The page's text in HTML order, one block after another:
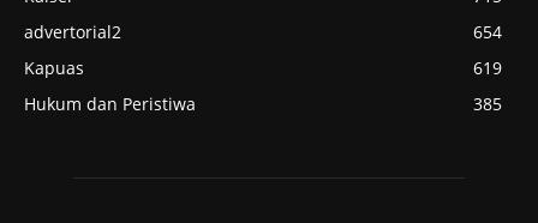
advertorial2
654
Kapuas
619
Hukum dan Peristiwa
385